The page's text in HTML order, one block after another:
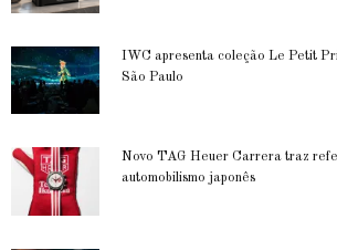
IWC apresenta coleção Le Petit
São Paulo
Novo TAG Heuer Carrera traz
automobilismo japonês